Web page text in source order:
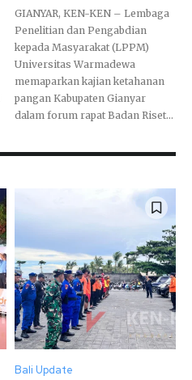
GIANYAR, KEN-KEN – Lembaga
Penelitian dan Pengabdian
kepada Masyarakat (LPPM)
Universitas Warmadewa
memaparkan kajian ketahanan
pangan Kabupaten Gianyar
dalam forum rapat Badan Riset...
Bali Update